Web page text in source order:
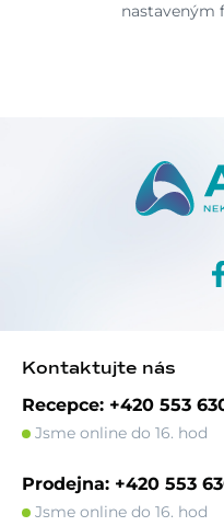
nastaveným
Kontaktujte nás
Recepce: +420 553
Jsme online do 16. hod
Prodejna: +420 553
Jsme online do 16. hod